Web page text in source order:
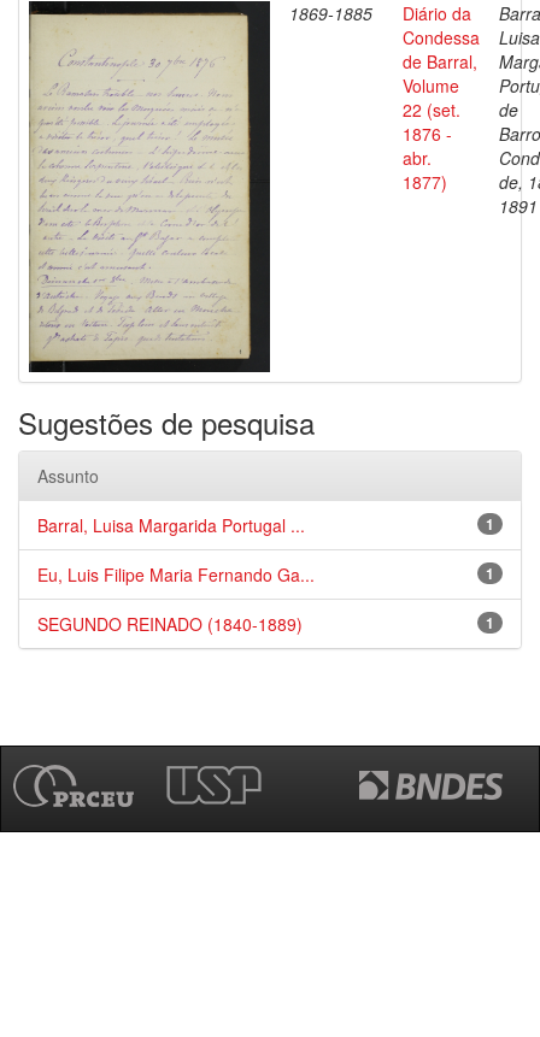
1869-1885
Diário da
Condessa
de Barral,
Volume
22 (set.
1876 -
abr.
1877)
Luisa
de
de,
1891
Sugestões de pesquisa
Assunto
1
Barral, Luisa Margarida Portugal ...
1
Eu, Luis Filipe Maria Fernando Ga...
1
SEGUNDO REINADO (1840-1889)